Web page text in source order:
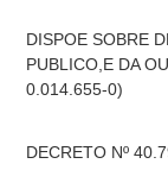
DISPOE SOBRE
PUBLICO,E DA
0.014.655-0)
DECRETO Nº